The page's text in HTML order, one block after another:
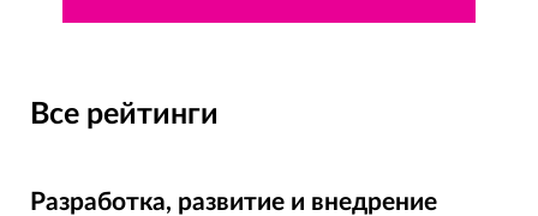
Все рейтинги
Разработка, развитие и внедрение